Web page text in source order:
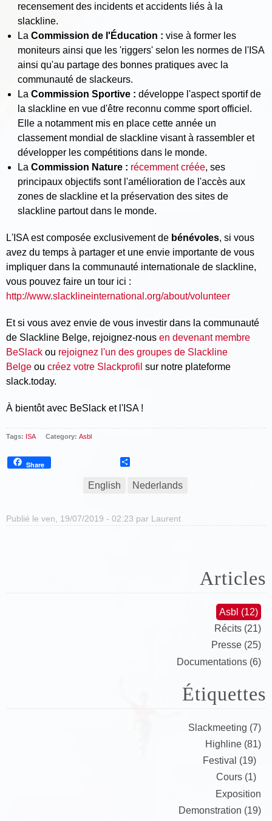
recensement des incidents et accidents liés à la
slackline.
LaCommission de l'Éducation :vise à former les
moniteurs ainsi que les 'riggers' selon les normes de l'ISA
ainsi qu'au partage des bonnes pratiques avec la
communauté de slackeurs.
LaCommission Sportive :développe l'aspect sportif de
la slackline en vue d'être reconnu comme sport officiel.
Elle a notamment mis en place cette année un
classement mondial de slackline visant à rassembler et
développer les compétitions dans le monde.
LaCommission Nature : récemment créée, ses
principaux objectifs sont l'amélioration de l'accès aux
zones de slackline et la préservation des sites de
slackline partout dans le monde.
L'ISA est composée exclusivement de bénévoles, si vous
avez du temps à partager et une envie importante de vous
impliquer dans la communauté internationale de slackline,
vous pouvez faire un tour ici :
http://www.slacklineinternational.org/about/volunteer
Et si vous avez envie de vous investir dans la communauté
de Slackline Belge, rejoignez-nous en devenant membre
BeSlack ou rejoignez l'un des groupes de Slackline
Belge ou créez votre Slackprofil sur notre plateforme
slack.today.
À bientôt avec BeSlack et l'ISA !
Tags: ISA Category: Asbl
Share
English Nederlands
Publié le ven, 19/07/2019 - 02:23 par Laurent
Articles
Asbl (12)
Récits (21)
Presse (25)
Documentations (6)
Étiquettes
Slackmeeting (7)
Highline (81)
Festival (19)
Cours (1)
Exposition
Demonstration (19)